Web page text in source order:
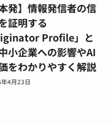
本発】情報発信者の信
証明する
Profile」と
小企業への影響やAI
をわかりやすく解説
4月23日